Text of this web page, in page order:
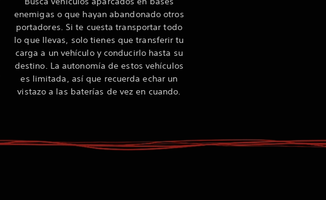
enemigas o que hayan abandonado otros
portadores. Si te cuesta transportar todo
lo que llevas, solo tienes que transferir tu
carga a un vehículo y conducirlo hasta su
destino. La autonomía de estos vehículos
es limitada, así que recuerda echar un
vistazo a las baterías de vez en cuando.